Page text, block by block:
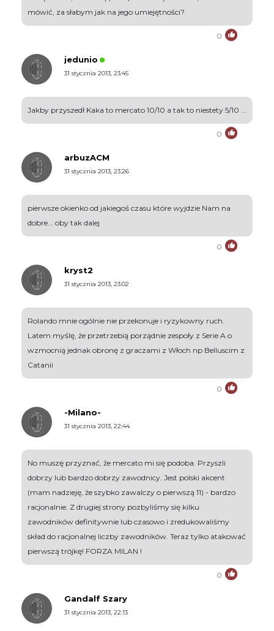
mówić, za słabym jak na jego umiejętności?
0
jedunio
31 stycznia 2013, 23:45
Jakby przyszedł Kaka to mercato 10/10 a tak to niestety 5/10 ...
0
arbuzACM
31 stycznia 2013, 23:26
pierwsze okienko od jakiegoś czasu które wyjdzie Nam na
dobre... oby tak dalej
0
kryst2
31 stycznia 2013, 23:02
Rolando mnie ogólnie nie przekonuje i ryzykowny ruch.
Latem myślę, że przetrzebią porządnie zespoły z Serie A o
wzmocnią jednak obronę z graczami z Włoch np Belluscim z
Catanii
0
-Milano-
31 stycznia 2013, 22:44
No muszę przyznać, że mercato mi się podoba. Przyszli
dobrzy lub bardzo dobrzy zawodnicy. Jest polski akcent
(mam nadzieję, że szybko zawalczy o pierwszą 11) - bardzo
racjonalnie. Z drugiej strony pozbyliśmy się kilku
zawodników definitywnie lub czasowo i zredukowaliśmy
skład do racjonalnej liczby zawodników. Teraz tylko atakować
pierwszą trójkę! FORZA MILAN !
0
Gandalf Szary
31 stycznia 2013, 22:13